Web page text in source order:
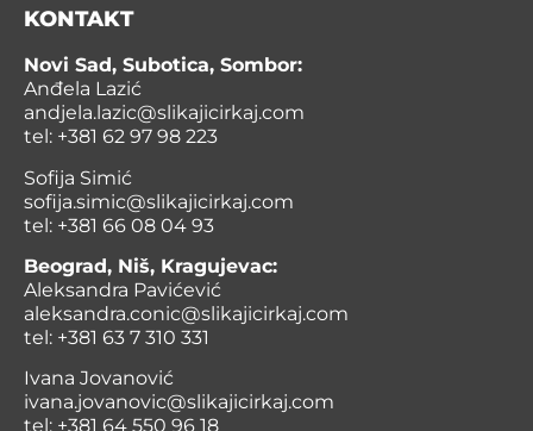
KONTAKT
Novi Sad, Subotica, Sombor:
Anđela Lazić
andjela.lazic@slikajicirkaj.com
tel: +381 62 97 98 223
Sofija Simić
sofija.simic@slikajicirkaj.com
tel: +381 66 08 04 93
Beograd, Niš, Kragujevac:
Aleksandra Pavićević
aleksandra.conic@slikajicirkaj.com
tel: +381 63 7 310 331
Ivana Jovanović
ivana.jovanovic@slikajicirkaj.com
tel: +381 64 550 96 18